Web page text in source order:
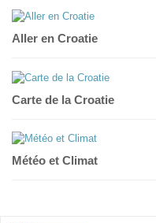
Aller en Croatie
Carte de la Croatie
Météo et Climat